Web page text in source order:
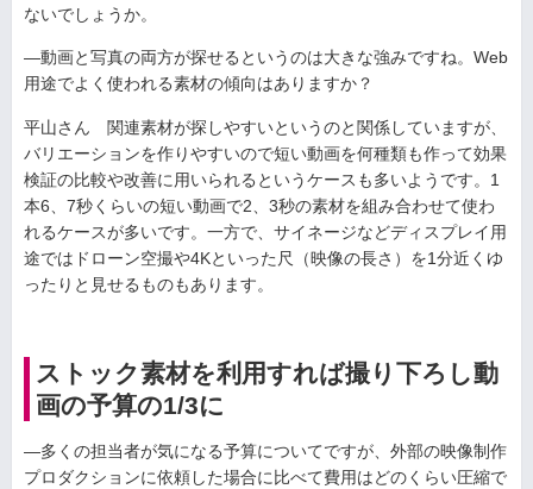
ないでしょうか。
—動画と写真の両方が探せるというのは大きな強みですね。Web
用途でよく使われる素材の傾向はありますか？
平山さん 関連素材が探しやすいというのと関係していますが、
バリエーションを作りやすいので短い動画を何種類も作って効果
検証の比較や改善に用いられるというケースも多いようです。1
本6、7秒くらいの短い動画で2、3秒の素材を組み合わせて使わ
れるケースが多いです。一方で、サイネージなどディスプレイ用
途ではドローン空撮や4Kといった尺（映像の長さ）を1分近くゆ
ったりと見せるものもあります。
ストック素材を利用すれば撮り下ろし動
画の予算の1/3に
—多くの担当者が気になる予算についてですが、外部の映像制作
プロダクションに依頼した場合に比べて費用はどのくらい圧縮で